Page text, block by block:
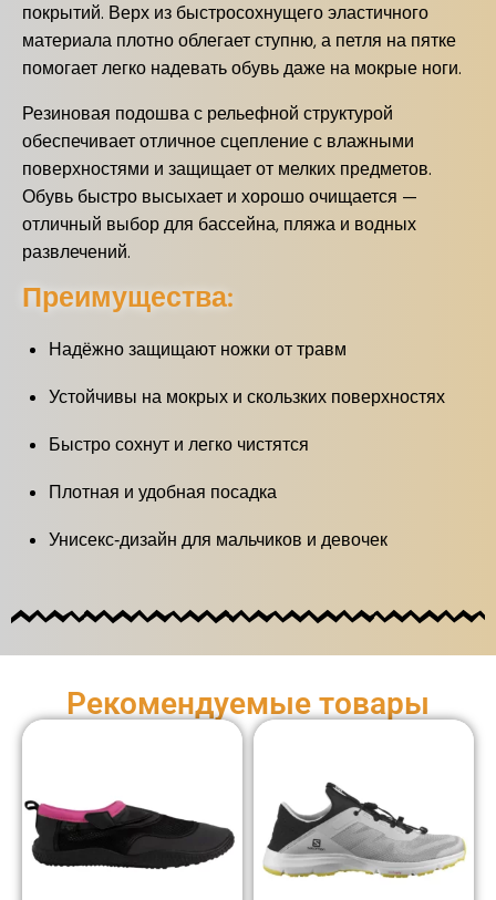
покрытий. Верх из быстросохнущего эластичного
материала плотно облегает ступню, а петля на пятке
помогает легко надевать обувь даже на мокрые ноги.
Резиновая подошва с рельефной структурой
обеспечивает отличное сцепление с влажными
поверхностями и защищает от мелких предметов.
Обувь быстро высыхает и хорошо очищается —
отличный выбор для бассейна, пляжа и водных
развлечений.
Преимущества:
Надёжно защищают ножки от травм
Устойчивы на мокрых и скользких поверхностях
Быстро сохнут и легко чистятся
Плотная и удобная посадка
Унисекс‑дизайн для мальчиков и девочек
Рекомендуемые товары